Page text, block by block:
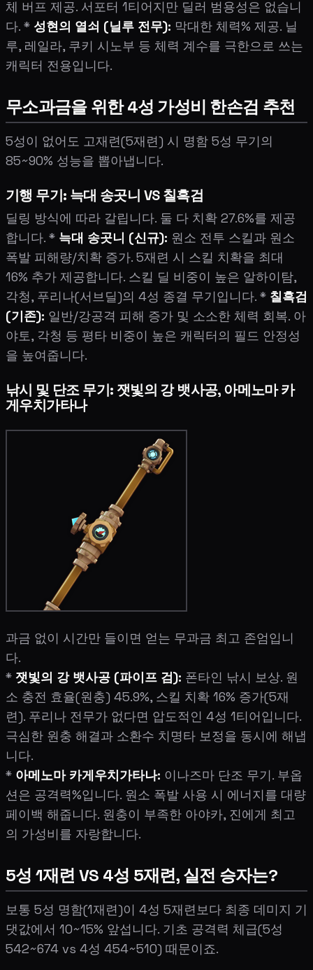
체 버프 제공. 서포터 1티어지만 딜러 범용성은 없습니
다. * 성현의 열쇠 (닐루 전무): 막대한 체력% 제공. 닐
루, 레일라, 쿠키 시노부 등 체력 계수를 극한으로 쓰는
캐릭터 전용입니다.
무소과금을 위한 4성 가성비 한손검 추천
5성이 없어도 고재련(5재련) 시 명함 5성 무기의
85~90% 성능을 뽑아냅니다.
기행 무기: 늑대 송곳니 VS 칠흑검
딜링 방식에 따라 갈립니다. 둘 다 치확 27.6%를 제공
합니다. * 늑대 송곳니 (신규): 원소 전투 스킬과 원소
폭발 피해량/치확 증가. 5재련 시 스킬 치확을 최대
16% 추가 제공합니다. 스킬 딜 비중이 높은 알하이탐,
각청, 푸리나(서브딜)의 4성 종결 무기입니다. * 칠흑검
(기존): 일반/강공격 피해 증가 및 소소한 체력 회복. 아
야토, 각청 등 평타 비중이 높은 캐릭터의 필드 안정성
을 높여줍니다.
낚시 및 단조 무기: 잿빛의 강 뱃사공, 아메노마 카
게우치가타나
과금 없이 시간만 들이면 얻는 무과금 최고 존엄입니
다.
* 잿빛의 강 뱃사공 (파이프 검): 폰타인 낚시 보상. 원
소 충전 효율(원충) 45.9%, 스킬 치확 16% 증가(5재
련). 푸리나 전무가 없다면 압도적인 4성 1티어입니다.
극심한 원충 해결과 소환수 치명타 보정을 동시에 해냅
니다.
* 아메노마 카게우치가타나: 이나즈마 단조 무기. 부옵
션은 공격력%입니다. 원소 폭발 사용 시 에너지를 대량
페이백 해줍니다. 원충이 부족한 아야카, 진에게 최고
의 가성비를 자랑합니다.
5성 1재련 VS 4성 5재련, 실전 승자는?
보통 5성 명함(1재련)이 4성 5재련보다 최종 데미지 기
댓값에서 10~15% 앞섭니다. 기초 공격력 체급(5성
542~674 vs 4성 454~510) 때문이죠.